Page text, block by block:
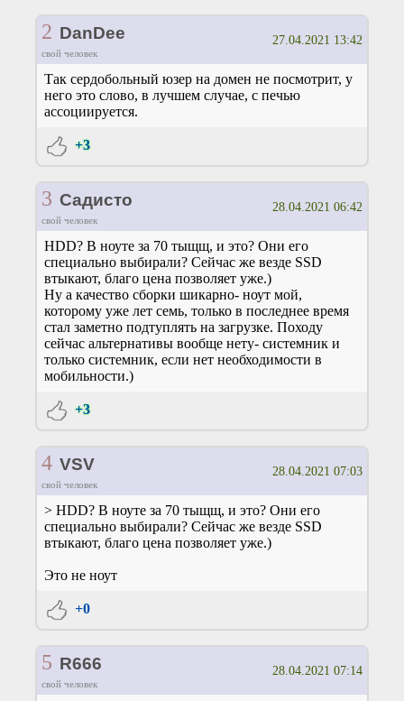
2 DanDee
свой человек
27.04.2021 13:42
Так сердобольный юзер на домен не посмотрит, у
него это слово, в лучшем случае, с печью
ассоциируется.
+3
3 Садисто
свой человек
28.04.2021 06:42
HDD? В ноуте за 70 тыщщ, и это? Они его
специально выбирали? Сейчас же везде SSD
втыкают, благо цена позволяет уже.)
Ну а качество сборки шикарно- ноут мой,
которому уже лет семь, только в последнее время
стал заметно подтуплять на загрузке. Походу
сейчас альтернативы вообще нету- системник и
только системник, если нет необходимости в
мобильности.)
+3
4 VSV
свой человек
28.04.2021 07:03
> HDD? В ноуте за 70 тыщщ, и это? Они его
специально выбирали? Сейчас же везде SSD
втыкают, благо цена позволяет уже.)
Это не ноут
+0
5 R666
свой человек
28.04.2021 07:14